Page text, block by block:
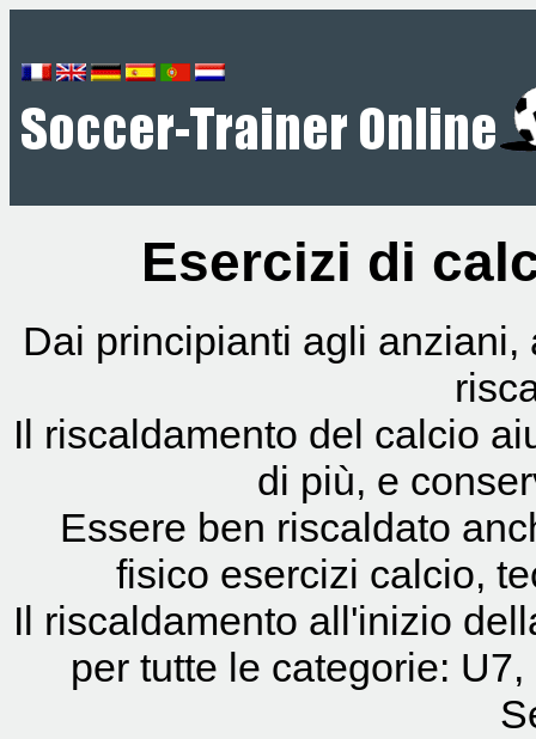
Esercizi di
Dai principianti agli
Il riscaldamento del calcio
di più, e
Essere ben riscaldato
fisico esercizi calcio,
Il riscaldamento all'inizio
per tutte le categorie: